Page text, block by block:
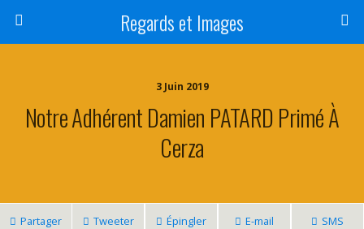
Regards et Images
3 Juin 2019
Notre Adhérent Damien PATARD Primé À
Cerza
Partager Tweeter Épingler E-mail SMS